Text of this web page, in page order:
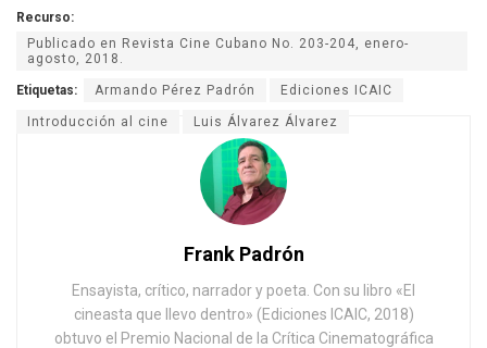
Recurso:
Publicado en Revista Cine Cubano No. 203-204, enero-
agosto, 2018.
Etiquetas: Armando Pérez Padrón Ediciones ICAIC
Introducción al cine Luis Álvarez Álvarez
Frank Padrón
Ensayista, crítico, narrador y poeta. Con su libro «El
cineasta que llevo dentro» (Ediciones ICAIC, 2018)
obtuvo el Premio Nacional de la Crítica Cinematográfica